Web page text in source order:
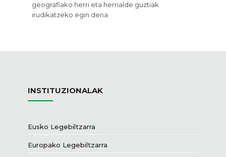
geografiako herri eta herrialde guztiak
irudikatzeko egin dena
INSTITUZIONALAK
Eusko Legebiltzarra
Europako Legebiltzarra